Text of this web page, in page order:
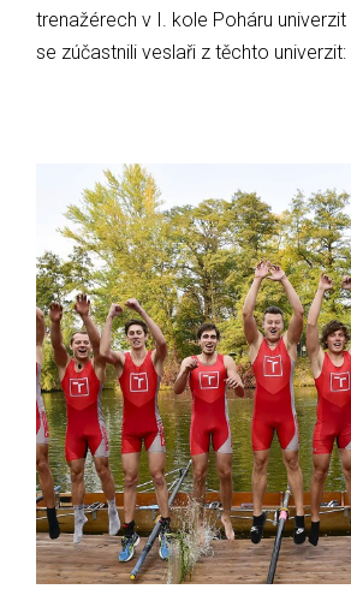
trenažérech v I. kole Poháru
se zúčastnili veslaři z těchto univerzit: